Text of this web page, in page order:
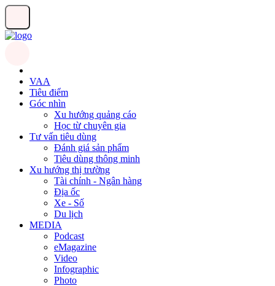
VAA
Tiêu điểm
Góc nhìn
Xu hướng quảng cáo
Học từ chuyên gia
Tư vấn tiêu dùng
Đánh giá sản phẩm
Tiêu dùng thông minh
Xu hướng thị trường
Tài chính - Ngân hàng
Địa ốc
Xe - Số
Du lịch
MEDIA
Podcast
eMagazine
Video
Infographic
Photo